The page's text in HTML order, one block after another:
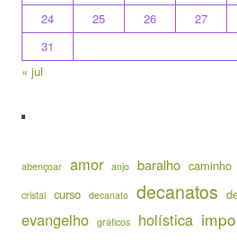
24
25 26 27
31
« jul
abençoar amor anjo baralho caminho
cristal curso decanato decanatos
evangelho gráficos holística